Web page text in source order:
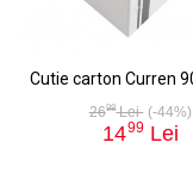
Cutie carton Curren
2698Lei (-44%)
1499 Lei